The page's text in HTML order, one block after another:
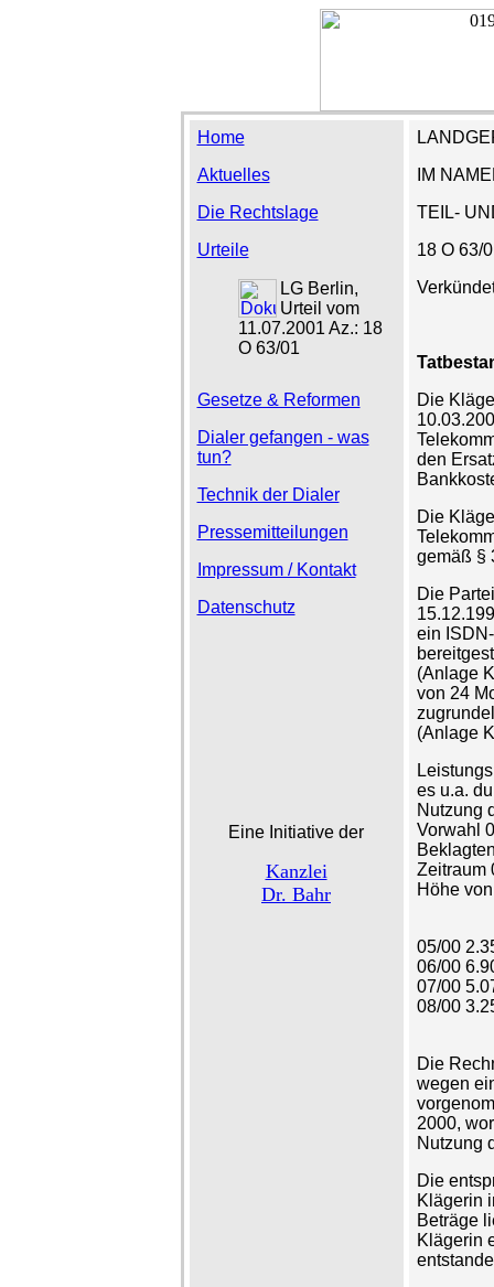
Home
Aktuelles
Die Rechtslage
Urteile
LG Berlin,
Urteil vom
11.07.2001 Az.: 18
O 63/01
Gesetze & Reformen
Dialer gefangen - was
tun?
Technik der Dialer
Pressemitteilungen
Impressum / Kontakt
Datenschutz
Eine Initiative der
Kanzlei
Dr. Bahr
IM
TEIL-
18 O 63/
Die
den
Die
gemäß §
Die
ein
(Anlage
von 24
(Anlage
es u.a.
Nutzung
Vorwahl
Zeitraum
Höhe
05/00
06/00
07/00
08/00
Die
wegen
2000,
Nutzung
Die
Klägerin
Beträge
Klägerin